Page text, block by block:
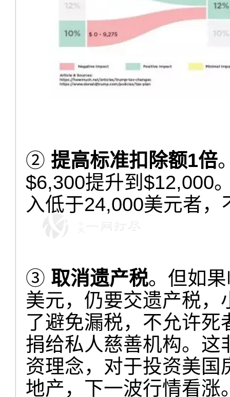
② 提高标准扣除额1倍
$6,300提升到$12,000
入低于24,000美元者
③ 取消遗产税。但如
美元，仍要交遗产税
了避免漏税，不允许
捐给私人慈善机构。这
资理念，对于投资美
地产，下一波行情看涨